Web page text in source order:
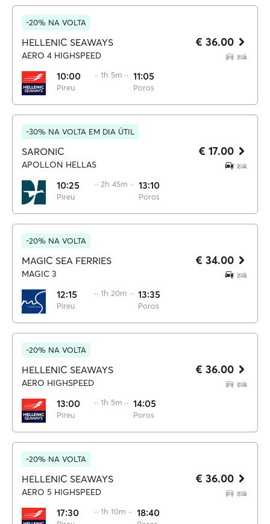
-20% NA VOLTA
HELLENIC SEAWAYS
AERO 4 HIGHSPEED
10:00
Pireu
·· 1h 5m ·· 11:05
Poros
€ 36.00
-30% NA VOLTA EM DIA ÚTIL
SARONIC
APOLLON HELLAS
10:25
Pireu
·· 2h 45m ·· 13:10
Poros
€ 17.00
-20% NA VOLTA
MAGIC SEA FERRIES
MAGIC 3
12:15
Pireu
·· 1h 20m ·· 13:35
Poros
€ 34.00
-20% NA VOLTA
HELLENIC SEAWAYS
AERO HIGHSPEED
13:00
Pireu
·· 1h 5m ·· 14:05
Poros
€ 36.00
-20% NA VOLTA
HELLENIC SEAWAYS
AERO 5 HIGHSPEED
17:30 ·· 1h 10m ·· 18:40
€ 36.00